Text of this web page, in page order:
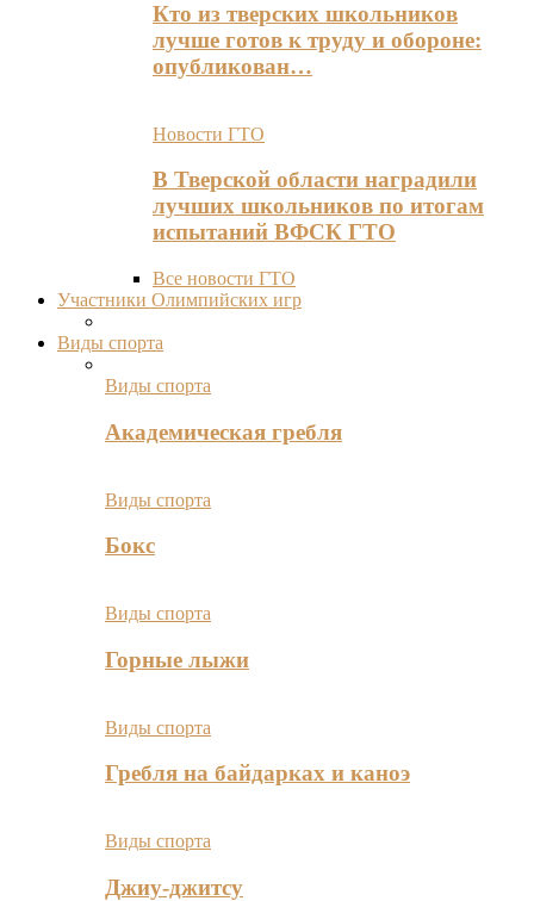
Кто из тверских школьников
лучше готов к труду и обороне:
опубликован…
Новости ГТО
В Тверской области наградили
лучших школьников по итогам
испытаний ВФСК ГТО
Все новости ГТО
Участники Олимпийских игр
Виды спорта
Виды спорта
Академическая гребля
Виды спорта
Бокс
Виды спорта
Горные лыжи
Виды спорта
Гребля на байдарках и каноэ
Виды спорта
Джиу-джитсу